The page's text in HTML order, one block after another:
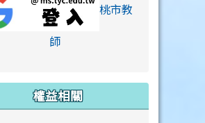
桃市教
師link to https://
權益相關